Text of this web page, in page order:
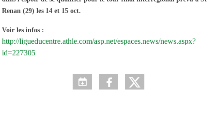
Renan (29) les 14 et 15 oct.
Voir les infos :
http://ligueducentre.athle.com/asp.net/espaces.news/news.aspx?
id=227305